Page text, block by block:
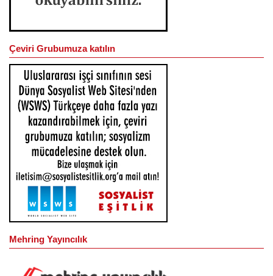
Çeviri Grubumuza katılın
Mehring Yayıncılık